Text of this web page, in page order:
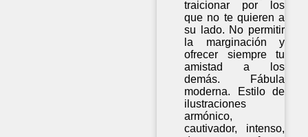
traicionar por los
que no te quieren a
su lado. No permitir
la marginación y
ofrecer siempre tu
amistad a los
demás. Fábula
moderna. Estilo de
ilustraciones
armónico,
cautivador, intenso,